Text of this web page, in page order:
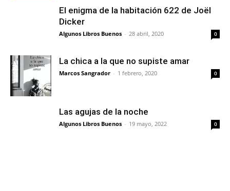
El enigma de la habitación 622 de Joël
Dicker
Algunos Libros Buenos - 28 abril, 2020 0
La chica a la que no supiste amar
Marcos Sangrador - 1 febrero, 2020 0
Las agujas de la noche
Algunos Libros Buenos - 19 mayo, 2022 0